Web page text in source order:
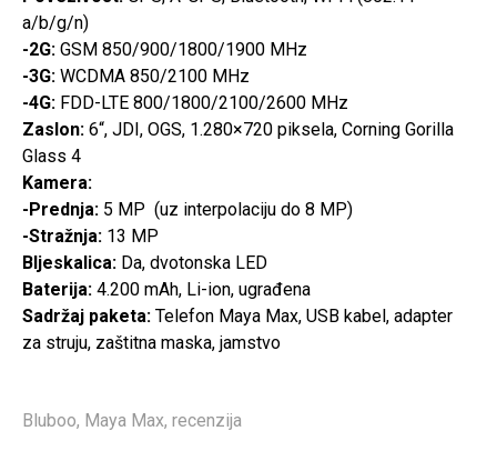
a/b/g/n)
-2G: GSM 850/900/1800/1900 MHz
-3G: WCDMA 850/2100 MHz
-4G: FDD-LTE 800/1800/2100/2600 MHz
Zaslon: 6“, JDI, OGS, 1.280×720 piksela, Corning Gorilla
Glass 4
Kamera:
-Prednja: 5 MP (uz interpolaciju do 8 MP)
-Stražnja: 13 MP
Bljeskalica: Da, dvotonska LED
Baterija: 4.200 mAh, Li-ion, ugrađena
Sadržaj paketa: Telefon Maya Max, USB kabel, adapter
za struju, zaštitna maska, jamstvo
Bluboo, Maya Max, recenzija